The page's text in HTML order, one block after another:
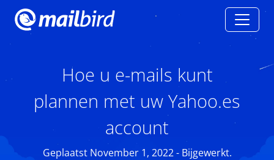
Hoe u e-mails kunt
plannen met uw Yahoo.es
account
Geplaatst November 1, 2022 - Bijgewerkt.